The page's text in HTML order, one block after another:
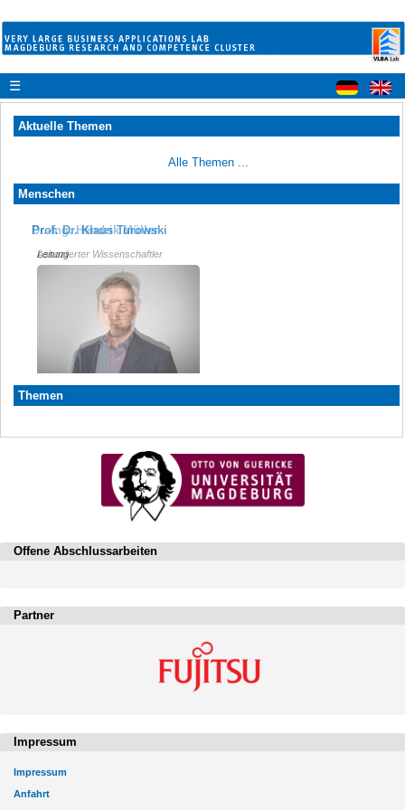
☰
Aktuelle Themen
Alle Themen ...
Menschen
Prof. Dr. Klaus Turowski
Leitung
Dr.-Ing. Hendrik Müller
Assoziierter Wissenschaftler
Themen
Offene Abschlussarbeiten
Partner
Impressum
Impressum
Anfahrt